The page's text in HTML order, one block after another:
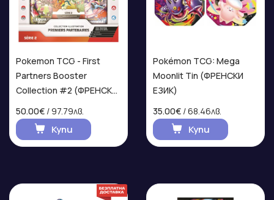
Pokemon TCG - First
Partners Booster
Collection #2 (ФРЕНСКИ
50.00€ / 97.79лв.
Купи
Pokémon TCG: Mega
Moonlit Tin (ФРЕНСКИ
ЕЗИК)
35.00€ / 68.46лв.
Купи